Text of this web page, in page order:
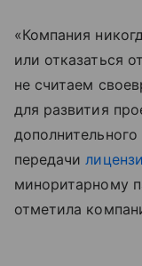
«Компания
или отказаться
не считаем
для развития
передачи
миноритарному
отметила